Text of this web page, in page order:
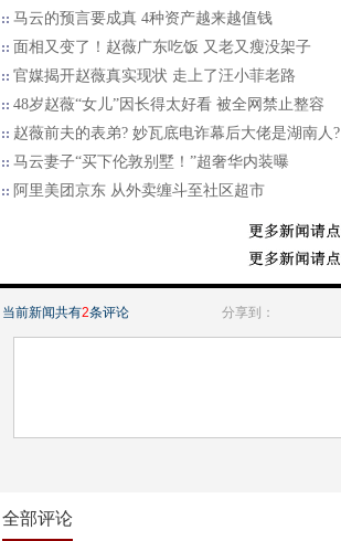
马云的预言要成真 4种资产越来越值钱
面相又变了！赵薇广东吃饭 又老又瘦没架子
官媒揭开赵薇真实现状 走上了汪小菲老路
48岁赵薇“女儿”因长得太好看 被全网禁止整容
赵薇前夫的表弟? 妙瓦底电诈幕后大佬是湖南人?
马云妻子“买下伦敦别墅！”超奢华内装曝
阿里美团京东 从外卖缠斗至社区超市
当前新闻共有2条评论 分享到：
全部评论